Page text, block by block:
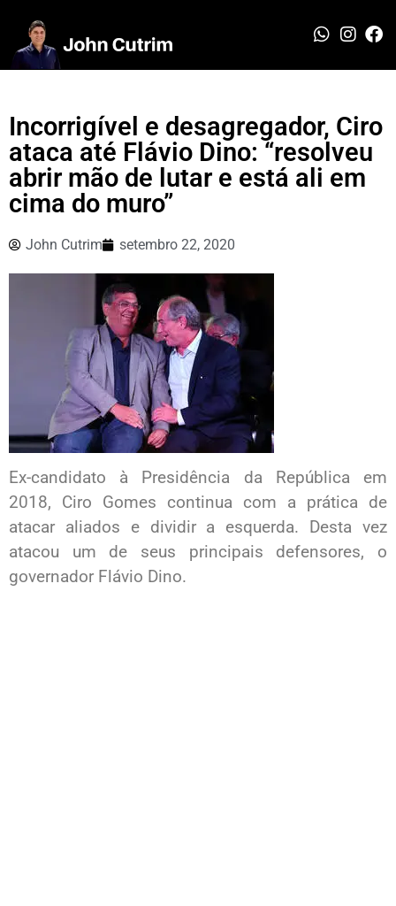
Incorrigível e desagregador, Ciro
ataca até Flávio Dino: “resolveu
abrir mão de lutar e está ali em
cima do muro”
John Cutrim setembro 22, 2020
Ex-candidato à Presidência da República em
2018, Ciro Gomes continua com a prática de
atacar aliados e dividir a esquerda. Desta vez
atacou um de seus principais defensores, o
governador Flávio Dino.